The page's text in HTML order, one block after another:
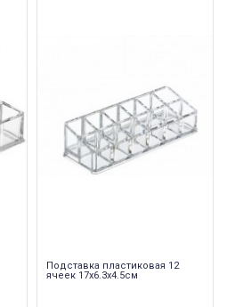
Подставка пластиковая 12
ячеек 17х6.3х4.5см